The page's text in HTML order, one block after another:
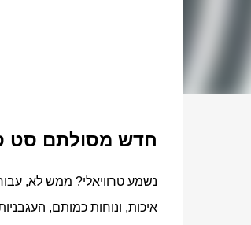
חדש מסולתם סט
נשמע טרוויאלי? ממש לא,
איכות, ונוחות כמותם,